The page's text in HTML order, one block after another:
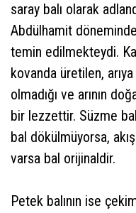
saray balı olarak
Abdülhamit
temin edilmekteydi.
kovanda üretilen,
olmadığı ve arının
bir lezzettir. Süzme
bal dökülmüyorsa,
varsa bal orijinaldir.
Petek balının ise